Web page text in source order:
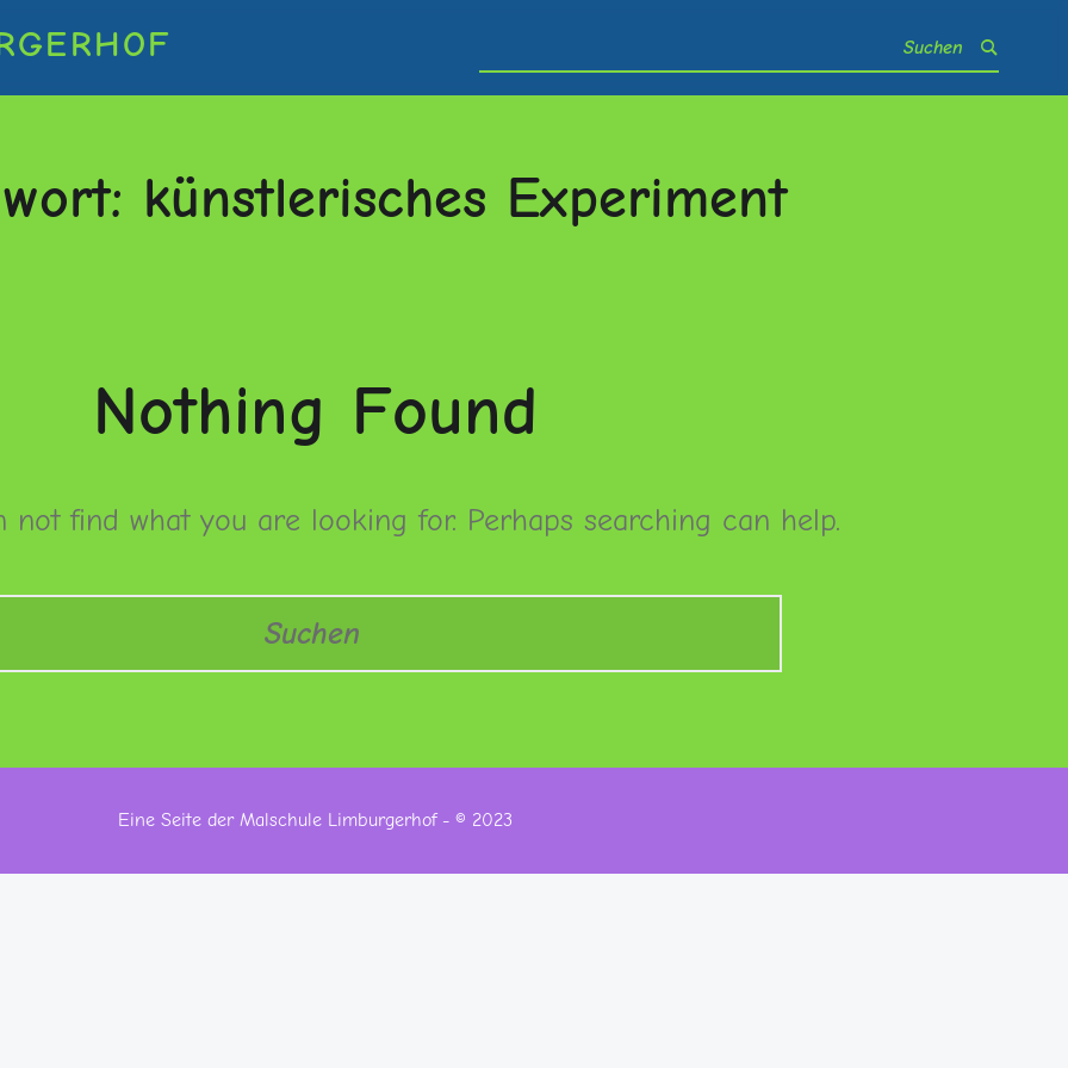
künstlerisches Experiment
Nothing Found
not find what you are looking for. Perhaps searching can help.
Eine Seite der Malschule Limburgerhof - © 2023